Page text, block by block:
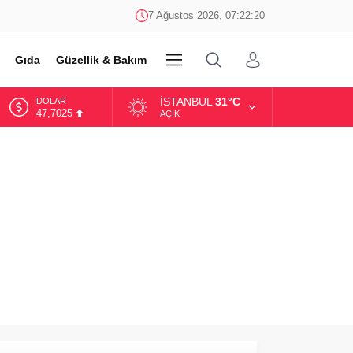
7 Ağustos 2026, 07:22:20
Gıda Güzellik & Bakım DİĞER
DOLAR
47,7025
İSTANBUL 31°C
AÇIK